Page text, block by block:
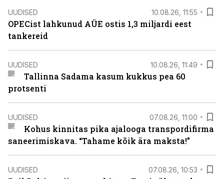
UUDISED 10.08.26, 11:55
OPECist lahkunud AÜE ostis 1,3 miljardi eest
tankereid
UUDISED 10.08.26, 11:49
Tallinna Sadama kasum kukkus pea 60
protsenti
UUDISED 07.08.26, 11:00
Kohus kinnitas pika ajalooga transpordifirma
saneerimiskava. “Tahame kõik ära maksta!”
UUDISED 07.08.26, 10:53